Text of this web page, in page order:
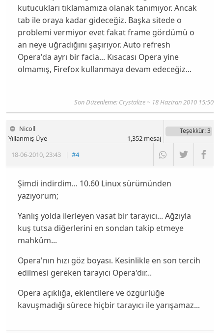
kutucukları tıklamamıza olanak tanımıyor. Ancak
tab ile oraya kadar gideceğiz. Başka sitede o
problemi vermiyor evet fakat frame gördümü o
an neye uğradığını şaşırıyor. Auto refresh
Opera'da ayrı bir facia... Kısacası Opera yine
olmamış, Firefox kullanmaya devam edeceğiz...
Son Düzenleme: Crystalize ~ 18 Haziran 2010 15:50
Nicoll
18-06-2010,23:43 |#4
Yıllanmış Üye
Teşekkür: 3
1,352mesaj
Şimdi indirdim... 10.60 Linux sürümünden
yazıyorum;
Yanlış yolda ilerleyen vasat bir tarayıcı... Ağzıyla
kuş tutsa diğerlerini en sondan takip etmeye
mahkûm...
Opera'nın hızı göz boyası. Kesinlikle en son tercih
edilmesi gereken tarayıcı Opera'dır...
Opera açıklığa, eklentilere ve özgürlüğe
kavuşmadığı sürece hiçbir tarayıcı ileyarışamaz...